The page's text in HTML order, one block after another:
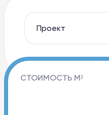
Способы покупки
СТОИМОСТЬ М²